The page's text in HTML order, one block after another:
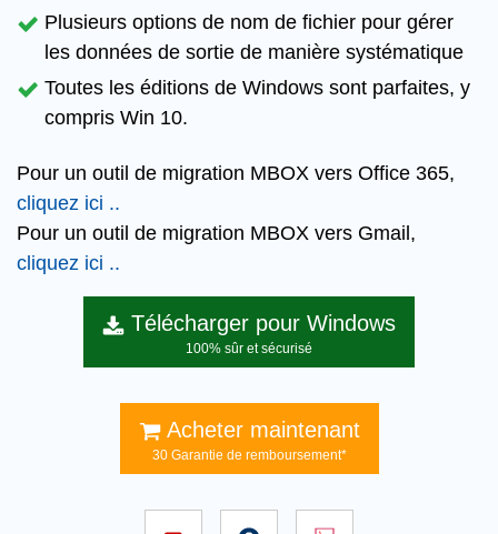
Plusieurs options de nom de fichier pour gérer
les données de sortie de manière systématique
Toutes les éditions de Windows sont parfaites, y
compris Win 10.
Pour un outil de migration MBOX vers Office 365,
cliquez ici ..
Pour un outil de migration MBOX vers Gmail ,
cliquez ici ..
Télécharger pour Windows
100% sûr et sécurisé
Acheter maintenant
30 Garantie de remboursement*